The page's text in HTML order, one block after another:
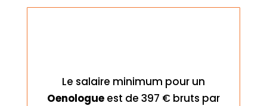
Le salaire minimum pour un
Oenologueest de 397 € bruts par